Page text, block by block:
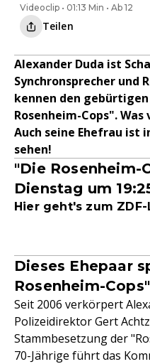
Videoclip • 01:13 Min • Ab 12
Teilen
Alexander Duda ist
Synchronsprecher und
kennen den
Rosenheim-Cops".
Auch seine Ehefrau ist
sehen!
"Die Rosenheim-
Dienstag um
Hier geht's zum
Dieses Ehepaar
Rosenheim-
Seit 2006 verkörpert
Polizeidirektor Gert
Stammbesetzung der
70-Jährige führt das